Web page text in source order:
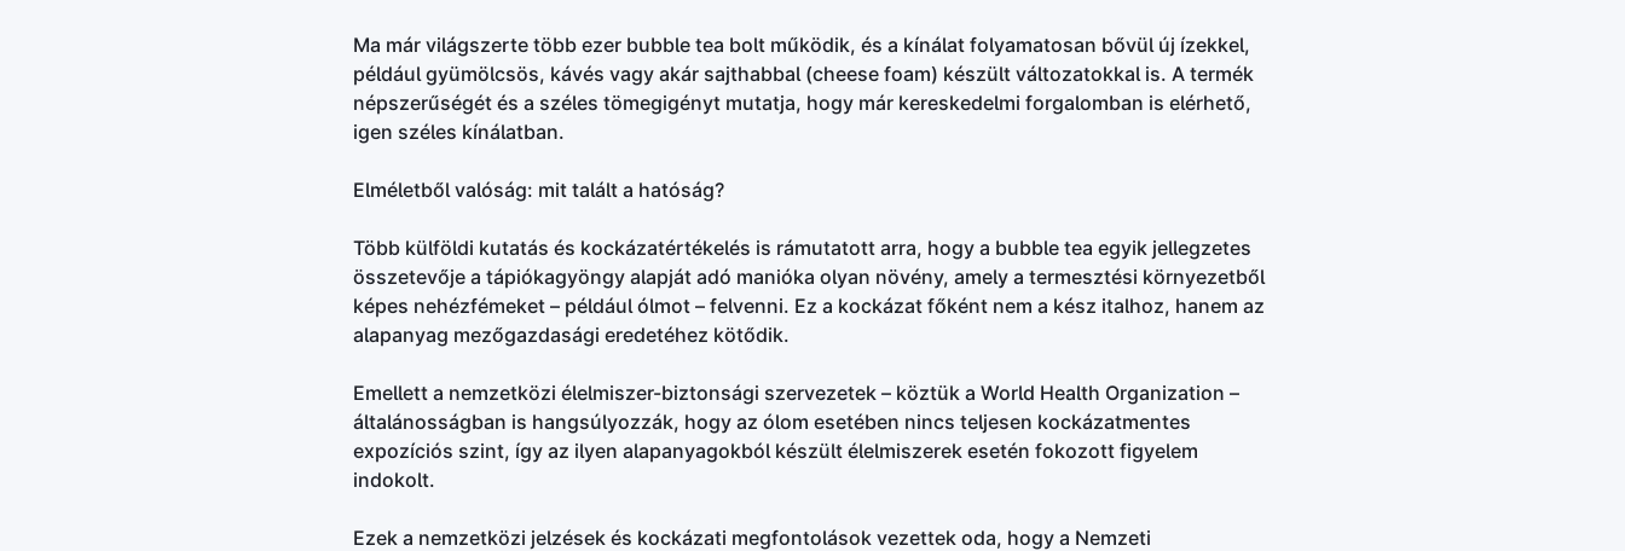
Ma már világszerte több ezer bubble tea bolt működik, és a kínálat folyamatosan bővül új ízekkel,
például gyümölcsös, kávés vagy akár sajthabbal (cheese foam) készült változatokkal is. A termék
népszerűségét és a széles tömegigényt mutatja, hogy már kereskedelmi forgalomban is elérhető,
igen széles kínálatban.
Elméletből valóság: mit talált a hatóság?
Több külföldi kutatás és kockázatértékelés is rámutatott arra, hogy a bubble tea egyik jellegzetes
összetevője a tápiókagyöngy alapját adó manióka olyan növény, amely a termesztési környezetből
képes nehézfémeket – például ólmot – felvenni. Ez a kockázat főként nem a kész italhoz, hanem az
alapanyag mezőgazdasági eredetéhez kötődik.
Emellett a nemzetközi élelmiszer-biztonsági szervezetek – köztük a World Health Organization –
általánosságban is hangsúlyozzák, hogy az ólom esetében nincs teljesen kockázatmentes
expozíciós szint, így az ilyen alapanyagokból készült élelmiszerek esetén fokozott figyelem
indokolt.
Ezek a nemzetközi jelzések és kockázati megfontolások vezettek oda, hogy a Nemzeti